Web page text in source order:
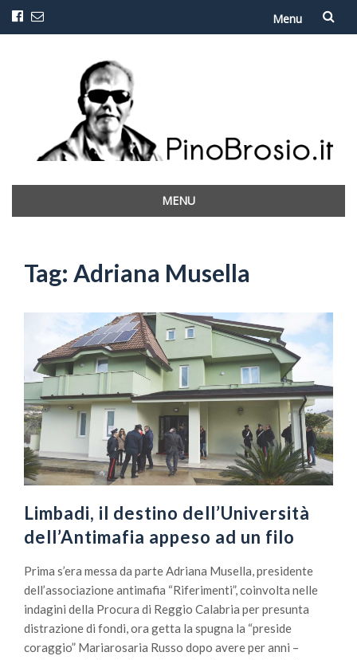
Menu
contenuto
MENU
Tag: Adriana Musella
Limbadi, il destino dell’Università
dell’Antimafia appeso ad un filo
Prima s’era messa da parte Adriana Musella, presidente
dell’associazione antimafia “Riferimenti”, coinvolta nelle
indagini della Procura di Reggio Calabria per presunta
distrazione di fondi, ora getta la spugna la “preside
coraggio” Mariarosaria Russo dopo avere per anni –